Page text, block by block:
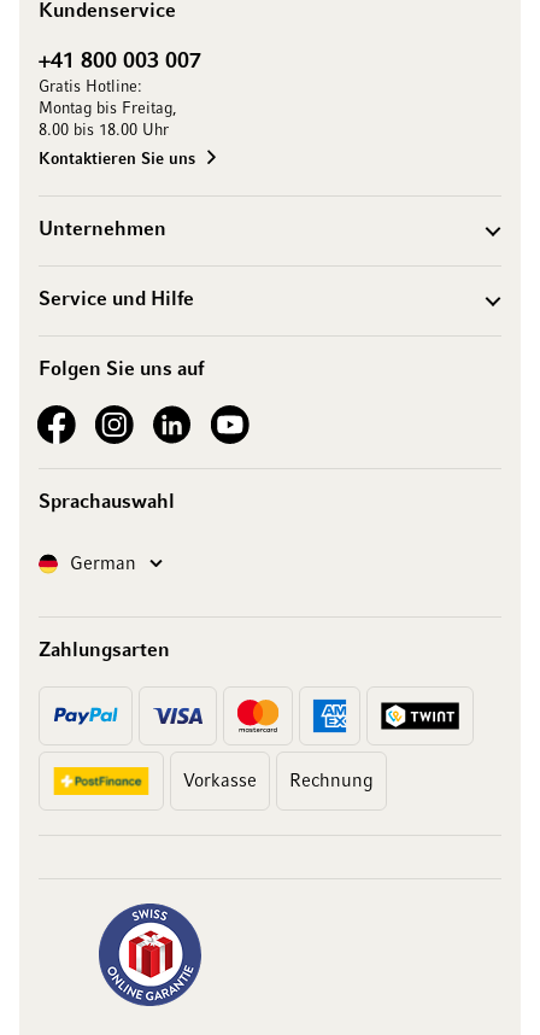
Kundenservice
+41 800 003 007
Gratis Hotline:
Montag bis Freitag,
8.00 bis 18.00 Uhr
Kontaktieren Sie uns
Unternehmen
Service und Hilfe
Folgen Sie uns auf
See our FacebookSee our Instagram account
See our LinkedInSee our YouTube channel
Sprachauswahl
SpracheGerman
Zahlungsarten
Vorkasse Rechnung
10 Franken
auf Ihren Einkauf
Abonnieren Sie unseren Newsletter und erhalten Sie exklusive